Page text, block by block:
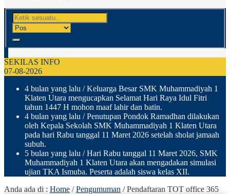
SEKILAS INFO
07-08-2026
4 bulan yang lalu / Keluarga Besar SMK Muhammadiyah 1
Klaten Utara mengucapkan Selamat Hari Raya Idul Fitri
tahun 1447 H mohon maaf lahir dan batin.
4 bulan yang lalu / Penutupan Pondok Ramadhan dilakukan
oleh Kepala Sekolah SMK Muhammadiyah 1 Klaten Utara
pada hari Rabu tanggal 11 Maret 2026 setelah sholat jamaah
subuh.
5 bulan yang lalu / Hari Rabu tanggal 11 Maret 2026, SMK
Muhammadiyah 1 Klaten Utara akan mengadakan simulasi
ujian TKA Ismuba. Peserta adalah siswa kelas XII.
Anda ada di : Home /Pengumuman /Pendaftaran TOT office 365